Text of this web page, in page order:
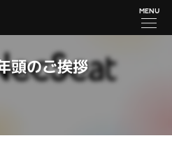
MENU
頭のご挨拶